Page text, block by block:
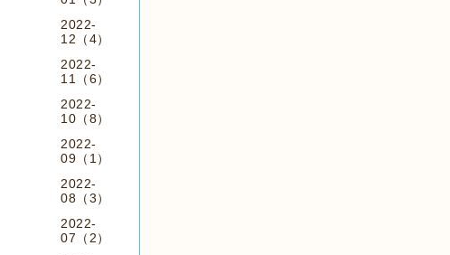
2022-
12（4）
2022-
11（6）
2022-
10（8）
2022-
09（1）
2022-
08（3）
2022-
07（2）